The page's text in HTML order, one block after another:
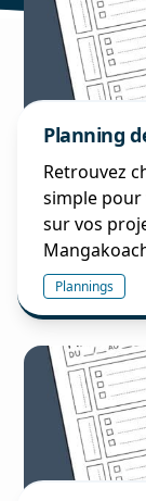
Planning
Retrouvez
simple pour
sur vos
Plannings